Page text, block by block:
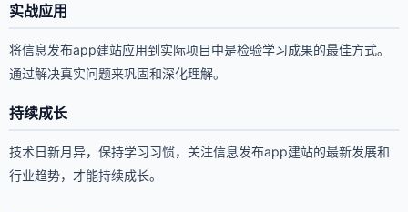
实战应用
将信息发布app建站应用到实际项目中是检验学习成果的最佳方式。
通过解决真实问题来巩固和深化理解。
持续成长
技术日新月异，保持学习习惯，关注信息发布app建站的最新发展和
行业趋势，才能持续成长。